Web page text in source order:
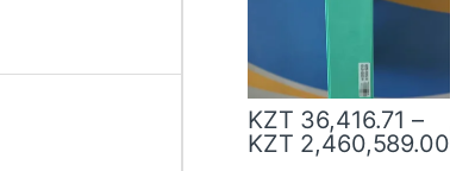
KZT 36,416.71 –
KZT 2,460,589.00